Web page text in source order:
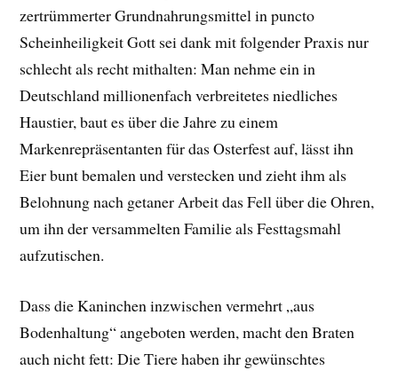
zertrümmerter Grundnahrungsmittel in puncto
Scheinheiligkeit Gott sei dank mit folgender Praxis nur
schlecht als recht mithalten: Man nehme ein in
Deutschland millionenfach verbreitetes niedliches
Haustier, baut es über die Jahre zu einem
Markenrepräsentanten für das Osterfest auf, lässt ihn
Eier bunt bemalen und verstecken und zieht ihm als
Belohnung nach getaner Arbeit das Fell über die Ohren,
um ihn der versammelten Familie als Festtagsmahl
aufzutischen.
Dass die Kaninchen inzwischen vermehrt „aus
Bodenhaltung“ angeboten werden, macht den Braten
auch nicht fett: Die Tiere haben ihr gewünschtes